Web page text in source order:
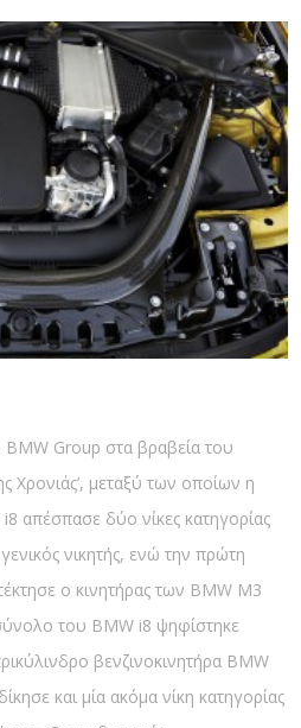
BMW Group στα βραβεία του
Χρονιάς’, μεταξύ των οποίων η
απέσπασε δύο νίκες κατηγορίας
νικητής, ενώ την πρώτη
ο κινητήρας των BMW M3
του BMW i8 ψηφίστηκε
βενζινοκινητήρα BMW
και μία ακόμα νίκη κατηγορίας